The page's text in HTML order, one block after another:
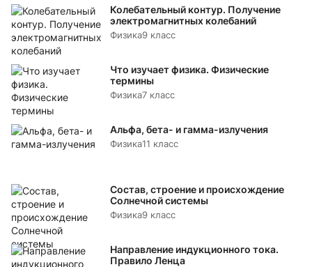
Колебательный контур. Получение
электромагнитных колебаний
Физика9 класс
Что изучает физика. Физические
термины
Физика7 класс
Альфа, бета- и гамма-излучения
Физика11 класс
Состав, строение и происхождение
Солнечной системы
Физика9 класс
Направление индукционного тока.
Правило Ленца